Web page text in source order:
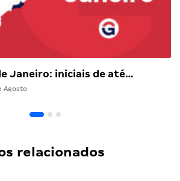
Janeiro: iniciais de até…
Agosto
relacionados